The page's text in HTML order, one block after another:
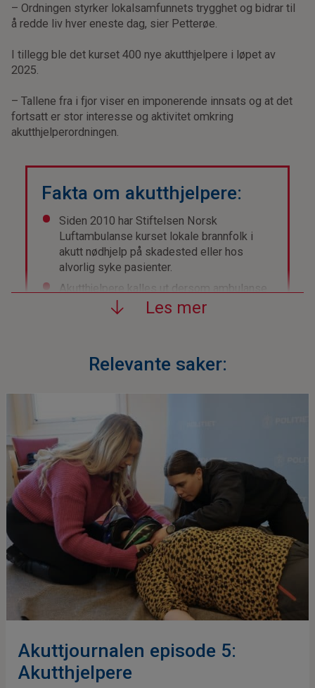
– Ordningen styrker lokalsamfunnets trygghet og bidrar til
å redde liv hver eneste dag, sier Petterøe.
I tillegg ble det kurset 400 nye akutthjelpere i løpet av
2025.
– Tallene fra i fjor viser en imponerende innsats og at det
fortsatt er stor interesse og aktivitet omkring
akutthjelperordningen.
Fakta om akutthjelpere:
Siden 2010 har Stiftelsen Norsk
Luftambulanse kurset lokale brannfolk i
akutt nødhjelp på skadested eller hos
alvorlig syke pasienter.
Akutthjelpere kalles ut dersom ambulanse
eller legevaktslege er opptatt i andre
bidragene til Helsedirektoratets nasjonale
dugnad «Sammen redder vi liv».
Les mer
Relevante saker:
Akuttjournalen episode 5:
Akutthjelpere